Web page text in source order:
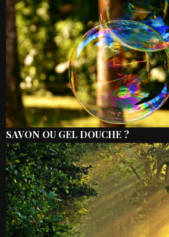
SAVON OU GEL DOUCHE ?